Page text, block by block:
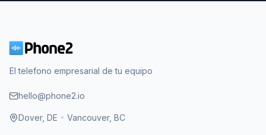
El telefono empresarial de tu equipo
hello@phone2.io
Dover, DE • Vancouver, BC